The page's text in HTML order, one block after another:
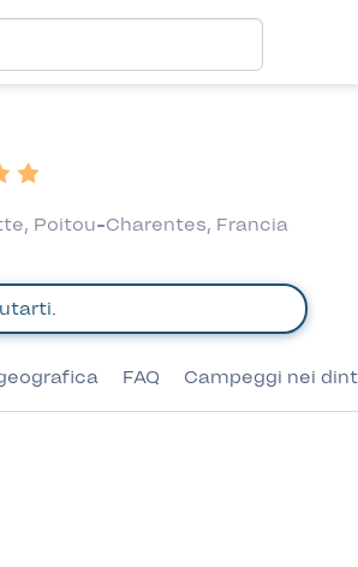
Poitou-Charentes, Francia
FAQ Campeggi nei